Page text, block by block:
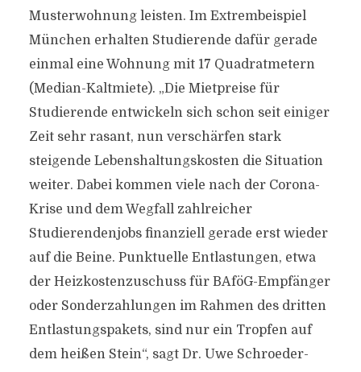
Musterwohnung leisten. Im Extrembeispiel
München erhalten Studierende dafür gerade
einmal eine Wohnung mit 17 Quadratmetern
(Median-Kaltmiete). „Die Mietpreise für
Studierende entwickeln sich schon seit einiger
Zeit sehr rasant, nun verschärfen stark
steigende Lebenshaltungskosten die Situation
weiter. Dabei kommen viele nach der Corona-
Krise und dem Wegfall zahlreicher
Studierendenjobs finanziell gerade erst wieder
auf die Beine. Punktuelle Entlastungen, etwa
der Heizkostenzuschuss für BAföG-Empfänger
oder Sonderzahlungen im Rahmen des dritten
Entlastungspakets, sind nur ein Tropfen auf
dem heißen Stein“, sagt Dr. Uwe Schroeder-